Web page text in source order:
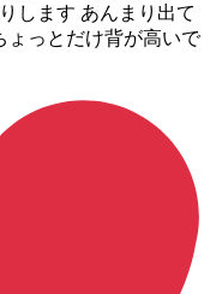
します あんまり出て
ょっとだけ背が高いで